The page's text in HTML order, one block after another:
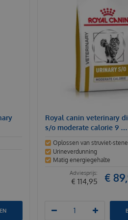
Royal canin veterinary
s/o moderate calorie 9 …
Oplossen van struviet-
Urineverdunning
Matig energiegehalte
€ 114,95 € 89,